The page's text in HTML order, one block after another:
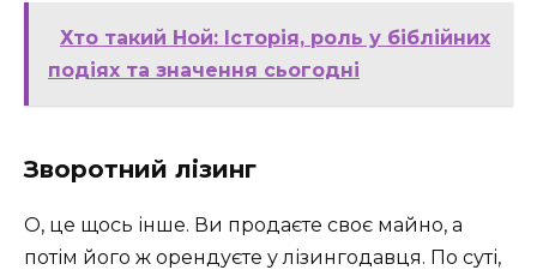
Хто такий Ной: Історія, роль у біблійних
подіях та значення сьогодні
Зворотний лізинг
О, це щось інше. Ви продаєте своє майно, а
потім його ж орендуєте у лізингодавця. По суті,